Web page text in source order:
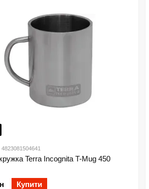
4823081504641
Terra Incognita T-Mug 450
Купити